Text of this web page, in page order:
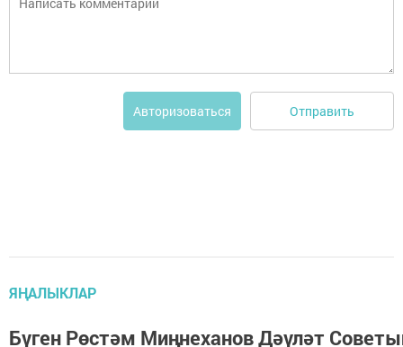
Авторизоваться Отправить
ЯҢАЛЫКЛАР
Бүген Рөстәм Миңнеханов Дәүләт